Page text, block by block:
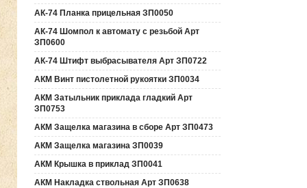
АК-74 Планка прицельная ЗП0050
АК-74 Шомпол к автомату с резьбой Арт
ЗП0600
АК-74 Штифт выбрасывателя Арт ЗП0722
АКМ Винт пистолетной рукоятки ЗП0034
АКМ Затыльник приклада гладкий Арт
ЗП0753
АКМ Защелка магазина в сборе Арт ЗП0473
АКМ Защелка магазина ЗП0039
АКМ Крышка в приклад ЗП0041
АКМ Накладка ствольная Арт ЗП0638